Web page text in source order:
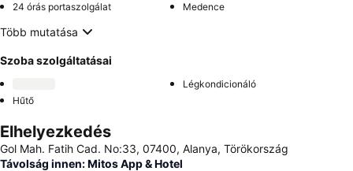
24 órás portaszolgálat
Medence
Több mutatása
Szoba szolgáltatásai
Légkondicionáló
Hűtő
Elhelyezkedés
Gol Mah. Fatih Cad. No:33, 07400, Alanya, Törökország
Távolság innen: Mitos App & Hotel